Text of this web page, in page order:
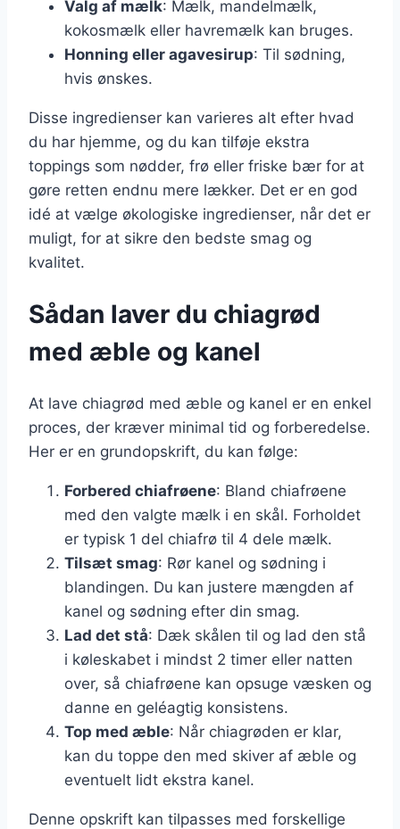
Valg af mælk: Mælk, mandelmælk,
kokosmælk eller havremælk kan bruges.
Honning eller agavesirup: Til sødning,
hvis ønskes.
Disse ingredienser kan varieres alt efter hvad
du har hjemme, og du kan tilføje ekstra
toppings som nødder, frø eller friske bær for at
gøre retten endnu mere lækker. Det er en god
idé at vælge økologiske ingredienser, når det er
muligt, for at sikre den bedste smag og
kvalitet.
Sådan laver du chiagrød
med æble og kanel
At lave chiagrød med æble og kanel er en enkel
proces, der kræver minimal tid og forberedelse.
Her er en grundopskrift, du kan følge:
Forbered chiafrøene: Bland chiafrøene
med den valgte mælk i en skål. Forholdet
er typisk 1 del chiafrø til 4 dele mælk.
Tilsæt smag: Rør kanel og sødning i
blandingen. Du kan justere mængden af
kanel og sødning efter din smag.
Lad det stå: Dæk skålen til og lad den stå
i køleskabet i mindst 2 timer eller natten
over, så chiafrøene kan opsuge væsken og
danne en geléagtig konsistens.
Top med æble: Når chiagrøden er klar,
kan du toppe den med skiver af æble og
eventuelt lidt ekstra kanel.
Denne opskrift kan tilpasses med forskellige